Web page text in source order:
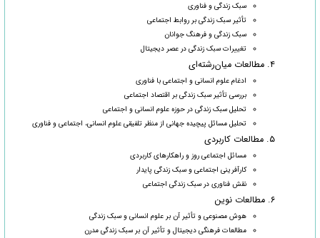
سبک زندگی و فناوری
تأثیر سبک زندگی بر روابط اجتماعی
سبک زندگی و فرهنگ جوانان
تغییرات سبک زندگی در عصر دیجیتال
۴. مطالعات میان‌رشته‌ای
ادغام علوم انسانی و اجتماعی با فناوری
بررسی تأثیر سبک زندگی بر اقتصاد اجتماعی
تحلیل سبک زندگی در حوزه علوم انسانی و اجتماعی
تحلیل مسائل پیچیده جهانی از منظر تلفیقی علوم انسانی، اجتماعی و فناوری
۵. مطالعات کاربردی
مسائل اجتماعی روز و راهکارهای کاربردی
کارآفرینی اجتماعی و سبک زندگی پایدار
نقش فناوری در سبک زندگی اجتماعی
۶. مطالعات نوین
هوش مصنوعی و تأثیر آن بر علوم انسانی و سبک زندگی
مطالعات فرهنگی دیجیتال و تأثیر آن بر سبک زندگی مدرن